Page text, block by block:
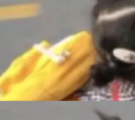
3T 来自 Go...2、PINE
增强了对 POSIX.1
的兼容性。 compat
统调用的支持，包
）、POSIX 消息队
的全场景智慧营销平
心，面向游戏行业开
了平台在游戏领域的
值用户的全周期经
”正循环、再到联运与
，以及面向全球市场
云业务商业化销售负
戏开发者的核心诉求
，而是一套能够持续
B850 AORU
器玩家，技嘉X3D系
AORUS ELITE
平台打造的全新主板
X3D延续技嘉在X3
旨在为游戏玩家带来
。 B850 AORUS ELI
专员与 AI 审
不是 AI 写得不够
到审查排期从两天的